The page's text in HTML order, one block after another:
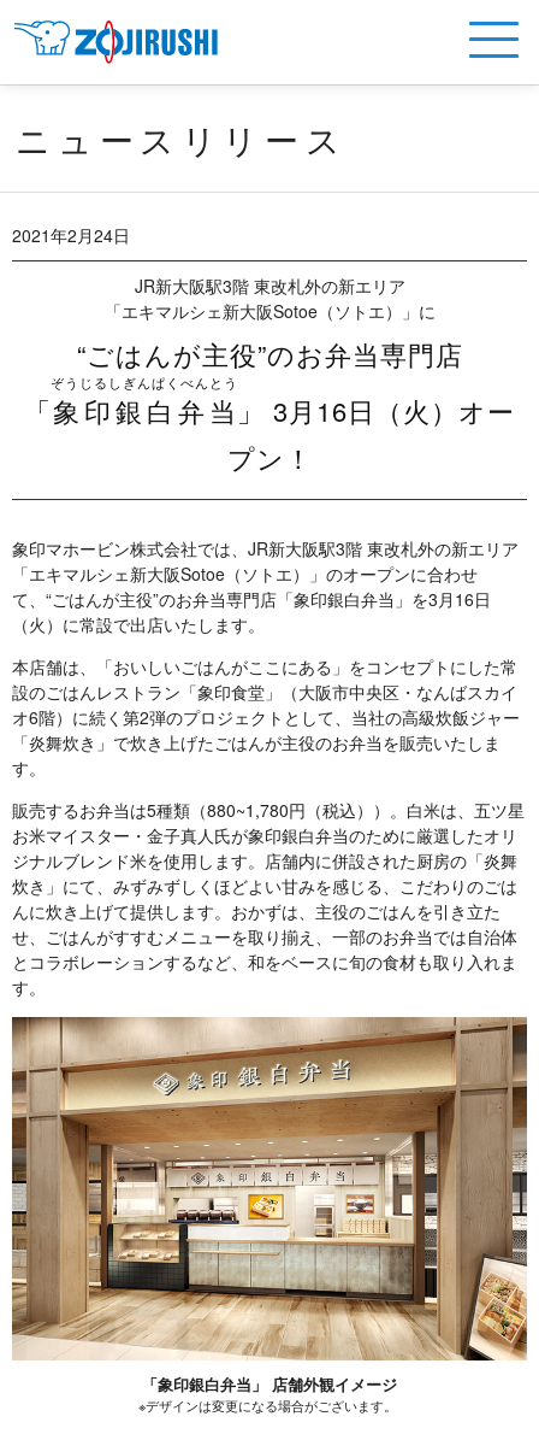
ニュースリリース
2021年2月24日
JR新大阪駅3階 東改札外の新エリア
「エキマルシェ新大阪Sotoe（ソトエ）」に
“ごはんが主役”のお弁当専門店
「象印銀白弁当
ぞうじるしぎんぱくべんとう
」 3月16日（火）オー
プン！
象印マホービン株式会社では、JR新大阪駅3階 東改札外の新エリア
「エキマルシェ新大阪Sotoe（ソトエ）」のオープンに合わせ
て、“ごはんが主役”のお弁当専門店「象印銀白弁当」を3月16日
（火）に常設で出店いたします。
本店舗は、「おいしいごはんがここにある」をコンセプトにした常
設のごはんレストラン「象印食堂」（大阪市中央区・なんばスカイ
オ6階）に続く第2弾のプロジェクトとして、当社の高級炊飯ジャー
「炎舞炊き」で炊き上げたごはんが主役のお弁当を販売いたしま
す。
販売するお弁当は5種類（880~1,780円（税込））。白米は、五ツ星
お米マイスター・金子真人氏が象印銀白弁当のために厳選したオリ
ジナルブレンド米を使用します。店舗内に併設された厨房の「炎舞
炊き」にて、みずみずしくほどよい甘みを感じる、こだわりのごは
んに炊き上げて提供します。おかずは、主役のごはんを引き立た
せ、ごはんがすすむメニューを取り揃え、一部のお弁当では自治体
とコラボレーションするなど、和をベースに旬の食材も取り入れま
す。
「象印銀白弁当」 店舗外観イメージ
※デザインは変更になる場合がございます。